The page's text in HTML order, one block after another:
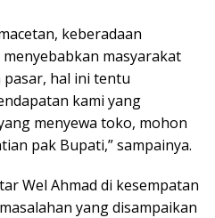
keberadaan
masyarakat
hal ini tentu
kami yang
menyewa toko, mohon
pak Bupati,” sampainya.
Wel Ahmad di kesempatan
yang disampaikan